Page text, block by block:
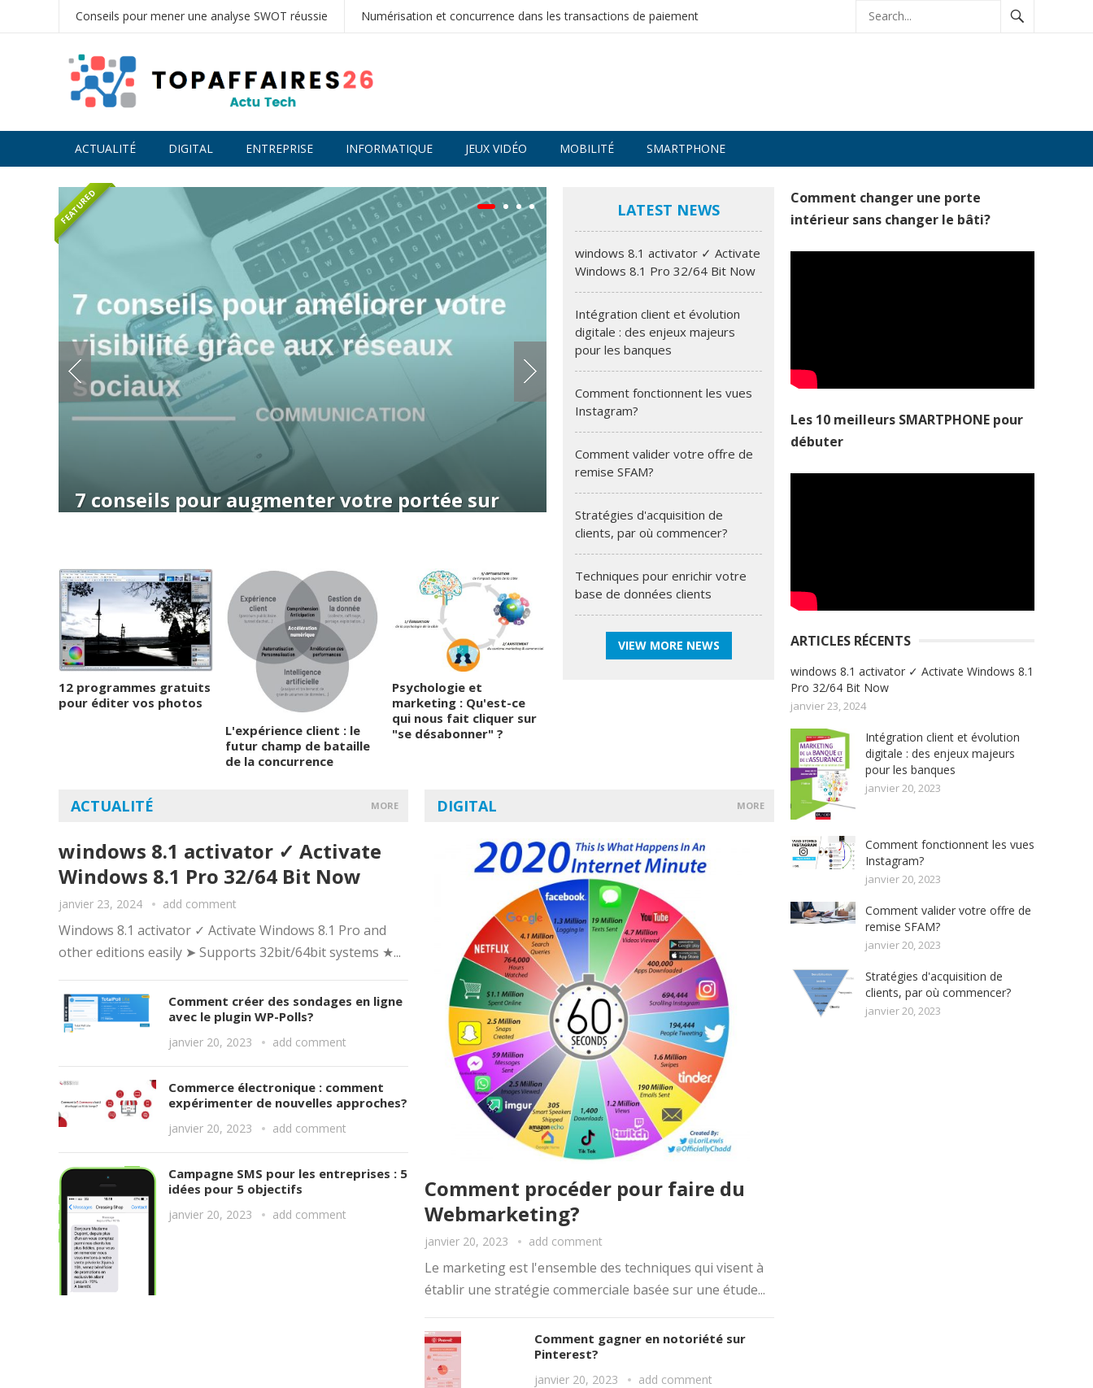
Conseils pour mener une analyse SWOT réussie Numérisation et concurrence dans les transactions de paiement
ACTUALITÉ DIGITAL ENTREPRISE INFORMATIQUE JEUX VIDÉO MOBILITÉ SMARTPHONE
pour augmenter votre portée sur
La principale clé pour développer le marketing
d'entreprise?
12 programmes gratuits
pour éditer vos photos
L'expérience client : le
futur champ de bataille
de la concurrence
Psychologie et
marketing : Qu'est-ce
qui nous fait cliquer sur
"se désabonner" ?
FEATURED LATEST NEWS
windows 8.1 activator ✓ Activate
Windows 8.1 Pro 32/64 Bit Now
Intégration client et évolution
digitale : des enjeux majeurs
pour les banques
Comment fonctionnent les vues
Instagram?
Comment valider votre offre de
remise SFAM?
Stratégies d'acquisition de
clients, par où commencer?
Techniques pour enrichir votre
base de données clients
VIEW MORE NEWS
ACTUALITÉ MORE
windows 8.1 activator ✓ Activate
Windows 8.1 Pro 32/64 Bit Now
janvier 23, 2024 add comment
Windows 8.1 activator ✓ Activate Windows 8.1 Pro and
other editions easily ➤ Supports 32bit/64bit systems ★...
Comment créer des sondages en ligne
avec le plugin WP-Polls?
janvier 20, 2023 add comment
Commerce électronique : comment
expérimenter de nouvelles approches?
janvier 20, 2023 add comment
Campagne SMS pour les entreprises : 5
idées pour 5 objectifs
janvier 20, 2023 add comment
DIGITAL MORE
Comment procéder pour faire du
Webmarketing?
janvier 20, 2023 add comment
Le marketing est l'ensemble des techniques qui visent à
établir une stratégie commerciale basée sur une étude...
Comment gagner en notoriété sur
Pinterest?
janvier 20, 2023 add comment
Comment changer une porte
intérieur sans changer le bâti?
Les 10 meilleurs SMARTPHONE pour
débuter
ARTICLES RÉCENTS
windows 8.1 activator ✓ Activate Windows 8.1
Pro 32/64 Bit Now
janvier 23, 2024
Intégration client et évolution
digitale : des enjeux majeurs
pour les banques
janvier 20, 2023
Comment fonctionnent les vues
Instagram?
janvier 20, 2023
Comment valider votre offre de
remise SFAM?
janvier 20, 2023
Stratégies d'acquisition de
clients, par où commencer?
janvier 20, 2023